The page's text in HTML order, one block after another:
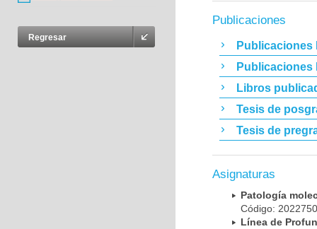
Regresar
Publicaciones
Publicaciones
Publicaciones
Libros
Tesis de
Tesis de
Asignaturas
Patología
Código:
Línea de